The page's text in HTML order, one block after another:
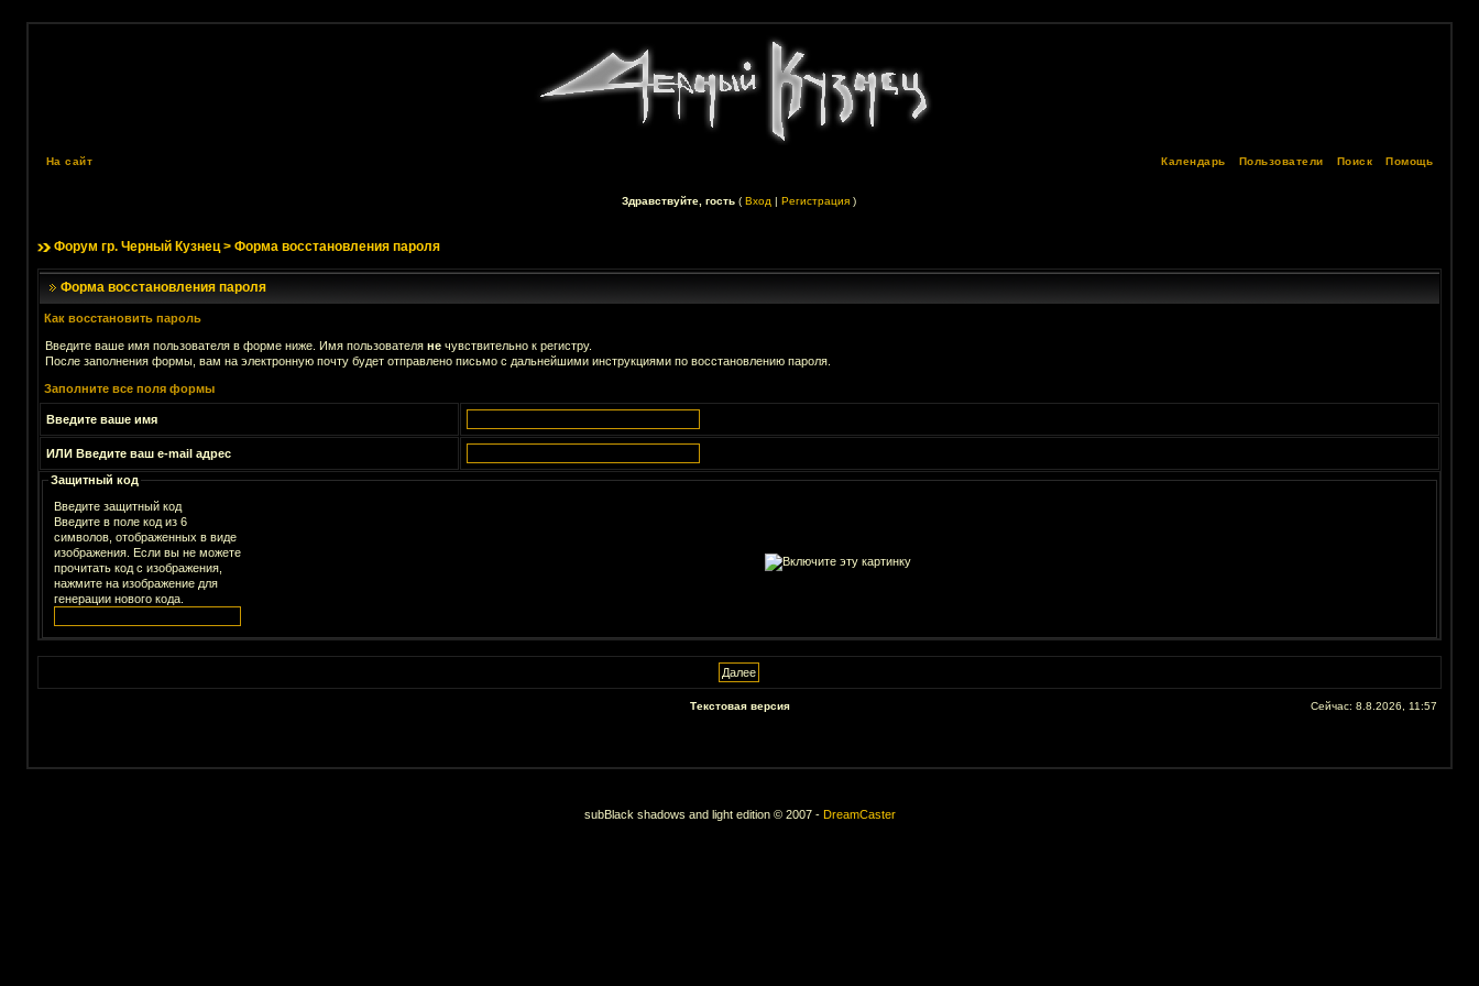
На сайт Помощь
Поиск
Пользователи
Календарь
Здравствуйте, гость (Вход |Регистрация )
Форум гр. Черный Кузнец> Форма восстановления пароля
Форма восстановления пароля
Как восстановить пароль
Введите ваше имя пользователя в форме ниже. Имя пользователя нечувствительно к регистру.
После заполнения формы, вам на электронную почту будет отправлено письмо с дальнейшими инструкциями по восстановлению пароля.
Заполните все поля формы
Введите ваше имя
ИЛИ Введите ваш e-mail адрес
Защитный код
Введите защитный код
Введите в поле код из 6
символов, отображенных в виде
изображения. Если вы не можете
прочитать код с изображения,
нажмите на изображение для
генерации нового кода.
Текстовая версия Сейчас: 8.8.2026, 11:57
subBlack shadows and light edition © 2007 - DreamCaster